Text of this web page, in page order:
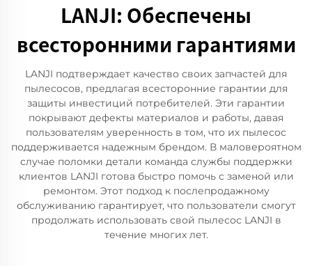
LANJI: Обеспечены
всесторонними гарантиями
LANJI подтверждает качество своих запчастей для
пылесосов, предлагая всесторонние гарантии для
защиты инвестиций потребителей. Эти гарантии
покрывают дефекты материалов и работы, давая
пользователям уверенность в том, что их пылесос
поддерживается надежным брендом. В маловероятном
случае поломки детали команда службы поддержки
клиентов LANJI готова быстро помочь с заменой или
ремонтом. Этот подход к послепродажному
обслуживанию гарантирует, что пользователи смогут
продолжать использовать свой пылесос LANJI в
течение многих лет.